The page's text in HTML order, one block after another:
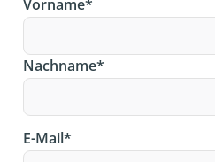
Vorname*
Nachname*
E-Mail*